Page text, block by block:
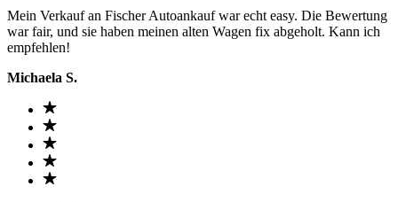
Mein Verkauf an Fischer Autoankauf war echt easy. Die Bewertung
war fair, und sie haben meinen alten Wagen fix abgeholt. Kann ich
empfehlen!
Michaela S.